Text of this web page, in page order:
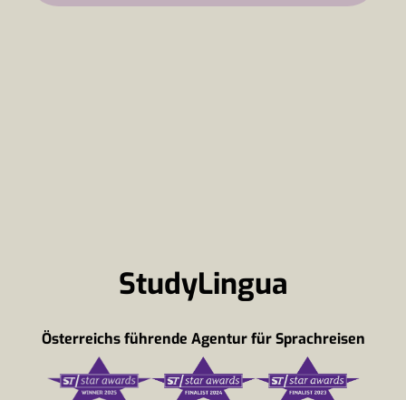
StudyLingua
Österreichs führende Agentur für Sprachreisen